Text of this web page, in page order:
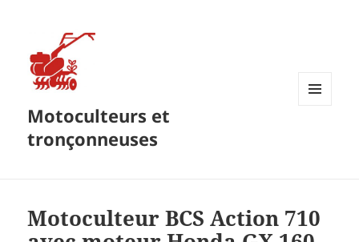
Motoculteurs et
tronçonneuses
Motoculteur BCS Action 710